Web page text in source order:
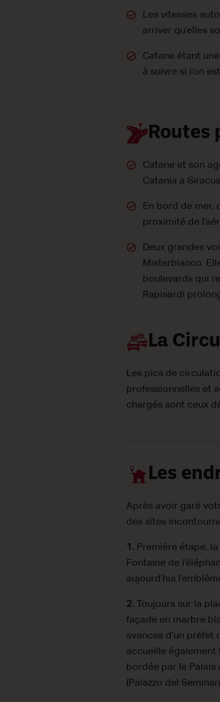
Les vitesses
arriver qu’elles
Catane étant
à suivre si l’on
Routes
Catane et son
Catania a
En bord de mer,
proximité de
Deux grandes
Misterbianco.
boulevards qui
Rapisardi
La
Les pics de
professionnelles et
chargés sont ceux
Les
Après avoir garé
des sites
1. Première étape,
Fontaine de
aujourd’hui
2. Toujours sur la
façade en marbre
avances d’un
accueille également
bordée par le Palais
(Palazzo del